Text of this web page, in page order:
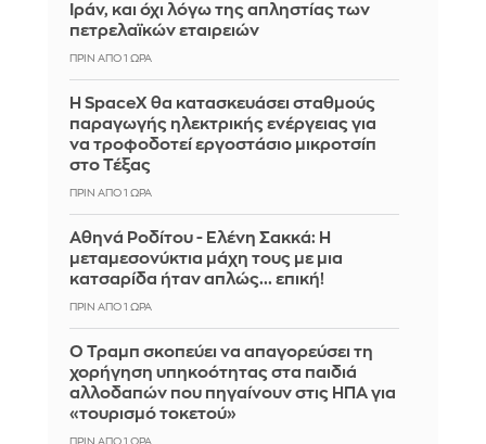
Ιράν, και όχι λόγω της απληστίας των
πετρελαϊκών εταιρειών
ΠΡΙΝ ΑΠΌ 1 ΏΡΑ
Η SpaceX θα κατασκευάσει σταθμούς
παραγωγής ηλεκτρικής ενέργειας για
να τροφοδοτεί εργοστάσιο μικροτσίπ
στο Τέξας
ΠΡΙΝ ΑΠΌ 1 ΏΡΑ
Αθηνά Ροδίτου - Ελένη Σακκά: Η
μεταμεσονύκτια μάχη τους με μια
κατσαρίδα ήταν απλώς... επική!
ΠΡΙΝ ΑΠΌ 1 ΏΡΑ
Ο Τραμπ σκοπεύει να απαγορεύσει τη
χορήγηση υπηκοότητας στα παιδιά
αλλοδαπών που πηγαίνουν στις ΗΠΑ για
«τουρισμό τοκετού»